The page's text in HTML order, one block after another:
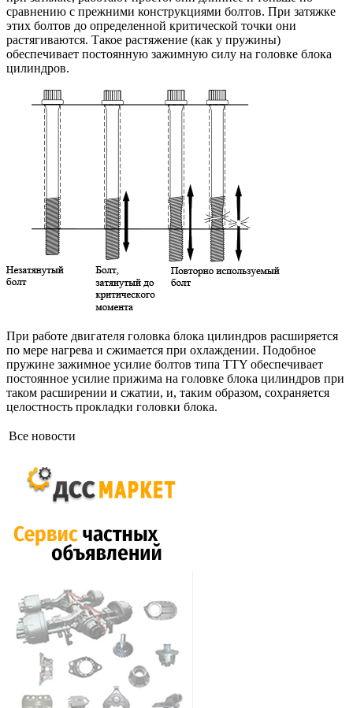
сравнению с прежними конструкциями болтов. При затяжке
этих болтов до определенной критической точки они
растягиваются. Такое растяжение (как у пружины)
обеспечивает постоянную зажимную силу на головке блока
цилиндров.
При работе двигателя головка блока цилиндров расширяется
по мере нагрева и сжимается при охлаждении. Подобное
пружине зажимное усилие болтов типа TTY обеспечивает
постоянное усилие прижима на головке блока цилиндров при
таком расширении и сжатии, и, таким образом, сохраняется
целостность прокладки головки блока.
Все новости